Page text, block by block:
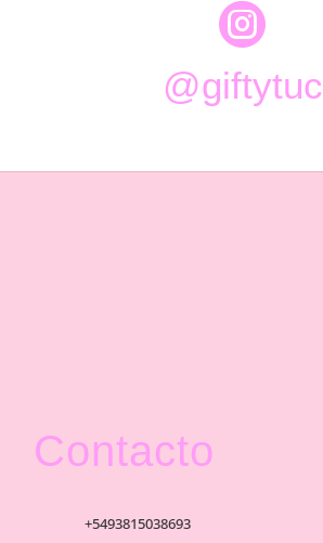

@giftytuc
Contacto
+5493815038693